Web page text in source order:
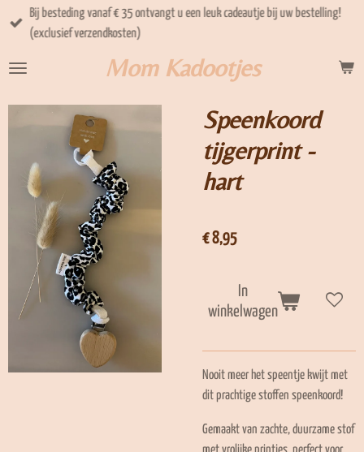
Ga
direct
de
Mom Kadootjes
Bij besteding vanaf € 35 ontvangt u een leuk cadeautje bij uw bestelling!
(exclusief verzendkosten)
Speenkoord
tijgerprint -
hart
€ 8,95
In
winkelwagen
Nooit meer het speentje kwijt met
dit prachtige stoffen speenkoord!
Gemaakt van zachte, duurzame stof